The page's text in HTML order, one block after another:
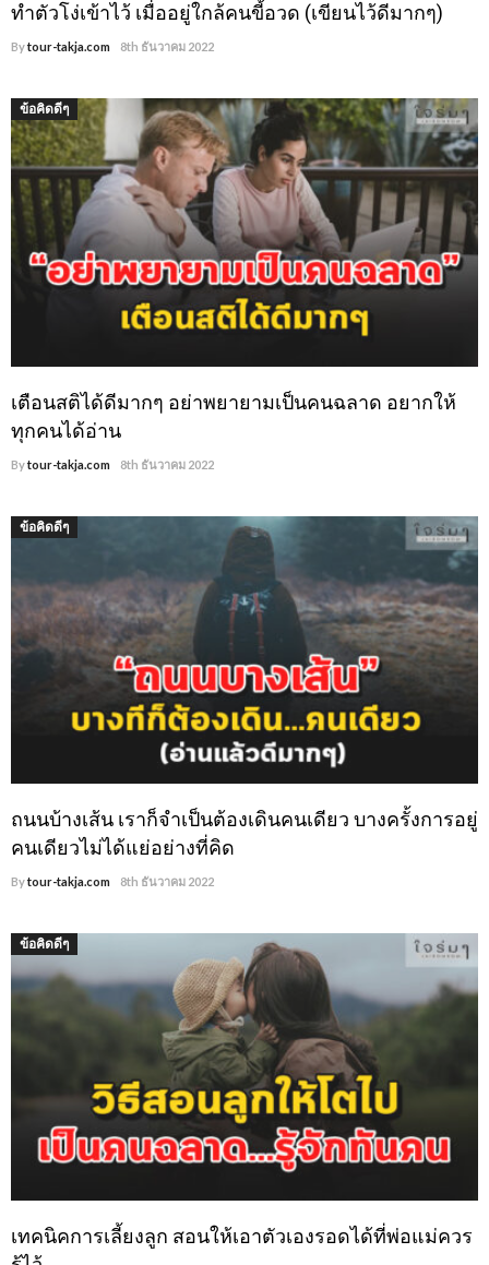
ทำตัวโง่เข้าไว้ เมื่ออยู่ใกล้คนขี้อวด (เขียนไว้ดีมากๆ)
Bytour-takja.com 8th ธันวาคม 2022
ข้อคิดดีๆ
เตือนสติได้ดีมากๆ อย่าพยายามเป็นคนฉลาด อยากให้
ทุกคนได้อ่าน
Bytour-takja.com 8th ธันวาคม 2022
ข้อคิดดีๆ
ถนนบ้างเส้น เราก็จำเป็นต้องเดินคนเดียว บางครั้งการอยู่
คนเดียวไม่ได้แย่อย่างที่คิด
Bytour-takja.com 8th ธันวาคม 2022
ข้อคิดดีๆ
เทคนิคการเลี้ยงลูก สอนให้เอาตัวเองรอดได้ที่พ่อแม่ควร